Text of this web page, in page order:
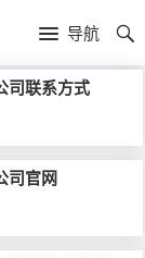
导航
司联系方式
司官网